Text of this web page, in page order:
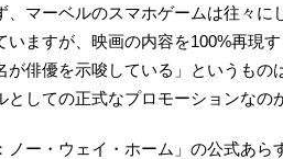
、マーベルのスマホゲームは往々に
いますが、映画の内容を100%再現
が俳優を示唆している」というもの
としての正式なプロモーションなの
ノー・ウェイ・ホーム」の公式あら